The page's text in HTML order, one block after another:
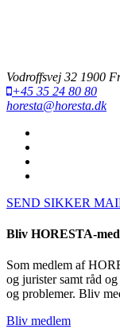
Vodroffsvej 32 1900
+45 35 24 80 80
horesta@horesta.dk
SEND SIKKER
Bliv HORESTA-
Som medlem af
og jurister samt råd
og problemer. Bliv
Bliv medlem